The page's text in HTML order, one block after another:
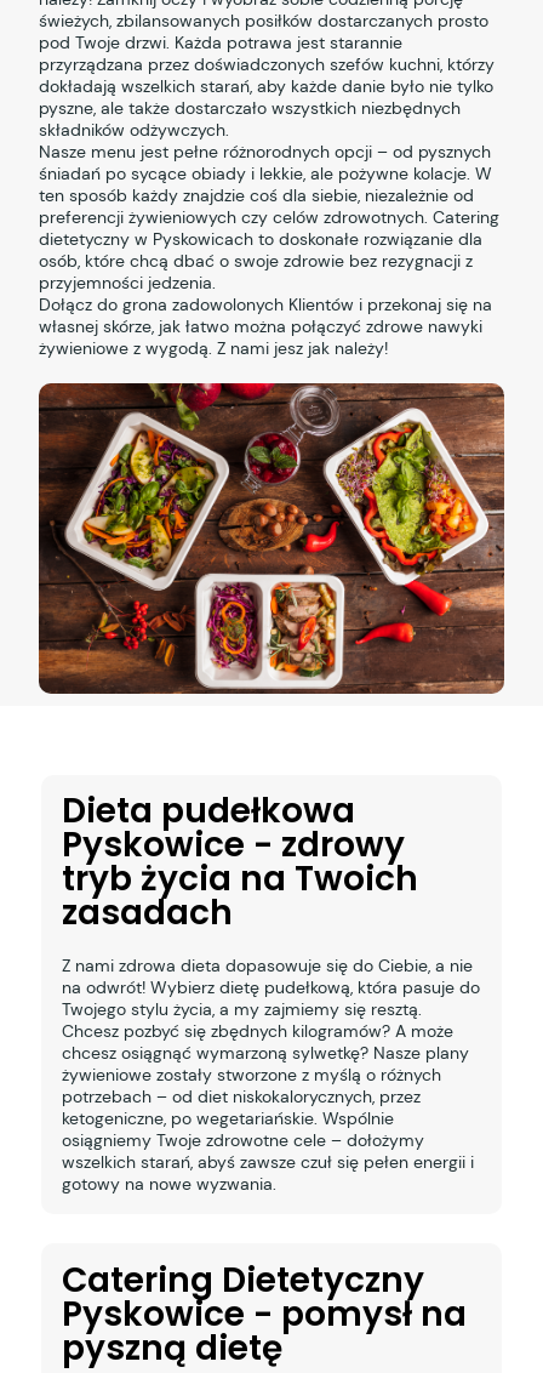
świeżych, zbilansowanych posiłków dostarczanych prosto
pod Twoje drzwi. Każda potrawa jest starannie
przyrządzana przez doświadczonych szefów kuchni, którzy
dokładają wszelkich starań, aby każde danie było nie tylko
pyszne, ale także dostarczało wszystkich niezbędnych
składników odżywczych.
Nasze menu jest pełne różnorodnych opcji – od pysznych
śniadań po sycące obiady i lekkie, ale pożywne kolacje. W
ten sposób każdy znajdzie coś dla siebie, niezależnie od
preferencji żywieniowych czy celów zdrowotnych. Catering
dietetyczny w Pyskowicach to doskonałe rozwiązanie dla
osób, które chcą dbać o swoje zdrowie bez rezygnacji z
przyjemności jedzenia.
Dołącz do grona zadowolonych Klientów i przekonaj się na
własnej skórze, jak łatwo można połączyć zdrowe nawyki
żywieniowe z wygodą. Z nami jesz jak należy!
Dieta pudełkowa
Pyskowice - zdrowy
tryb życia na Twoich
zasadach
Z nami zdrowa dieta dopasowuje się do Ciebie, a nie
na odwrót! Wybierz dietę pudełkową, która pasuje do
Twojego stylu życia, a my zajmiemy się resztą.
Chcesz pozbyć się zbędnych kilogramów? A może
chcesz osiągnąć wymarzoną sylwetkę? Nasze plany
żywieniowe zostały stworzone z myślą o różnych
potrzebach – od diet niskokalorycznych, przez
ketogeniczne, po wegetariańskie. Wspólnie
osiągniemy Twoje zdrowotne cele – dołożymy
wszelkich starań, abyś zawsze czuł się pełen energii i
gotowy na nowe wyzwania.
Catering Dietetyczny
Pyskowice - pomysł na
pyszną dietę